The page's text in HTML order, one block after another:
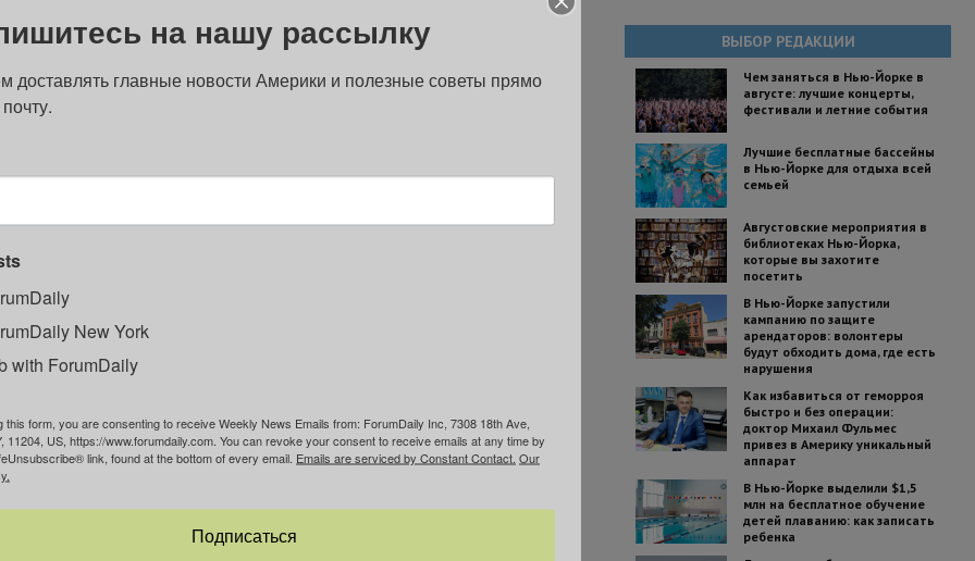
ВЫБОР РЕДАКЦИИ
Чем заняться в Нью-Йорке в
августе: лучшие концерты,
фестивали и летние события
Лучшие бесплатные бассейны
в Нью-Йорке для отдыха всей
семьей
Августовские мероприятия в
библиотеках Нью-Йорка,
которые вы захотите
посетить
В Нью-Йорке запустили
кампанию по защите
арендаторов: волонтеры
будут обходить дома, где есть
нарушения
Как избавиться от геморроя
быстро и без операции:
доктор Михаил Фульмес
привез в Америку уникальный
аппарат
В Нью-Йорке выделили $1,5
млн на бесплатное обучение
детей плаванию: как записать
ребенка
на нашу рассылку
доставлять главные новости Америки и полезные советы прямо
New York
with ForumDaily
this form, you are consenting to receive Weekly News Emails from: ForumDaily Inc, 7308 18th Ave,
11204, US, https://www.forumdaily.com. You can revoke your consent to receive emails at any time by
link, found at the bottom of every email. Emails are serviced by Constant Contact. Our
Подписаться